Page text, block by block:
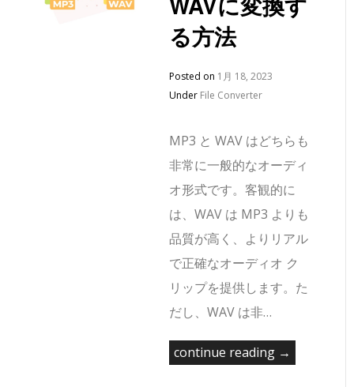
る方法
Posted on 1月 18, 2023
Under File Converter
MP3 と WAV はどちらも
非常に一般的なオーディ
オ形式です。客観的に
は、WAV は MP3 よりも
品質が高く、よりリアル
で正確なオーディオ ク
リップを提供します。た
だし、WAV は非…
continue reading →